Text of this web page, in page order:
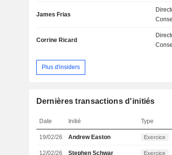
James Frias
Corrine Ricard
Plus d'insiders
Dernières transactions d'initiés
Date Initié Type
19/02/26 Andrew Easton Exercice
12/02/26 Stephen Schwar Exercice